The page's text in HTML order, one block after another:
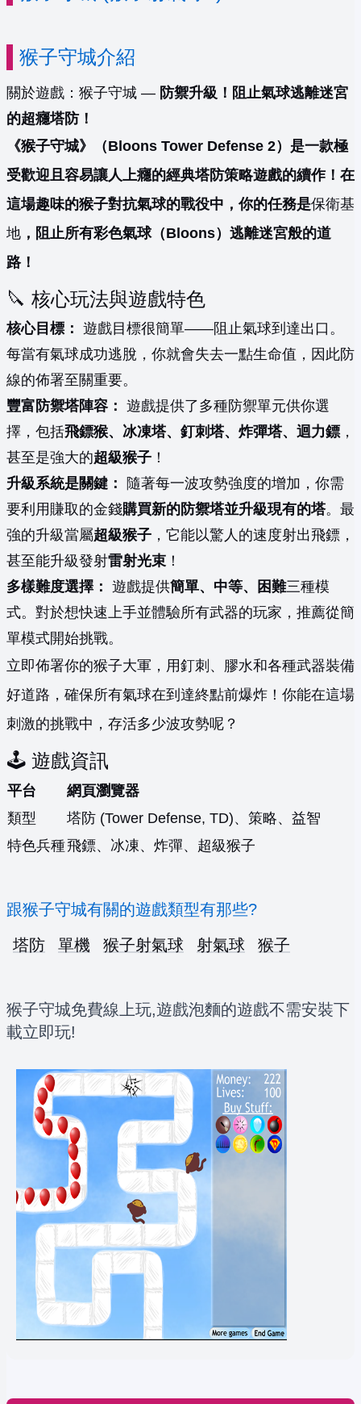
猴子守城介紹
關於遊戲：猴子守城 — 防禦升級！阻止氣球逃離迷宮
的超癮塔防！
《猴子守城》（Bloons Tower Defense 2）是一款極
受歡迎且容易讓人上癮的經典塔防策略遊戲的續作！在
這場趣味的猴子對抗氣球的戰役中，你的任務是保衛基
地 ，阻止所有彩色氣球（Bloons）逃離迷宮般的道
路！
🔪 核心玩法與遊戲特色
核心目標： 遊戲目標很簡單——阻止氣球到達出口。
每當有氣球成功逃脫，你就會失去一點生命值，因此防
線的佈署至關重要。
豐富防禦塔陣容： 遊戲提供了多種防禦單元供你選
擇，包括飛鏢猴、冰凍塔、釘刺塔、炸彈塔、迴力鏢，
甚至是強大的超級猴子 ！
升級系統是關鍵：
隨著每一波攻勢強度的增加，你需
要利用賺取的金錢購買新的防禦塔並升級現有的塔。最
強的升級當屬超級猴子 ，它能以驚人的速度射出飛鏢，
甚至能升級發射雷射光束 ！
多樣難度選擇： 遊戲提供簡單、中等、困難三種模
式。對於想快速上手並體驗所有武器的玩家，推薦從簡
單模式開始挑戰。
立即佈署你的猴子大軍，用釘刺、膠水和各種武器裝備
好道路，確保所有氣球在到達終點前爆炸！你能在這場
刺激的挑戰中，存活多少波攻勢呢？
🕹️ 遊戲資訊
平台
網頁瀏覽器
類型
塔防 (Tower Defense, TD)、策略、益智
特色兵種飛鏢、冰凍、炸彈、超級猴子
跟猴子守城有關的遊戲類型有那些?
塔防
單機 猴子射氣球 射氣球 猴子
猴子守城免費線上玩,遊戲泡麵的遊戲不需安裝下
載立即玩!